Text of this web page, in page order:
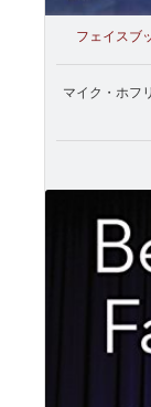
フェイスブ
マイク・ホフ